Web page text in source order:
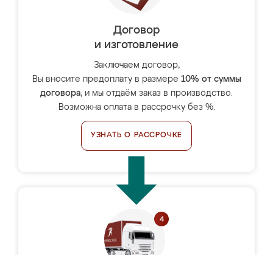
Договор
и изготовление
Заключаем договор,
Вы вносите предоплату в размере 10% от суммы
договора, и мы отдаём заказ в производство.
Возможна оплата в рассрочку без %.
УЗНАТЬ О РАССРОЧКЕ